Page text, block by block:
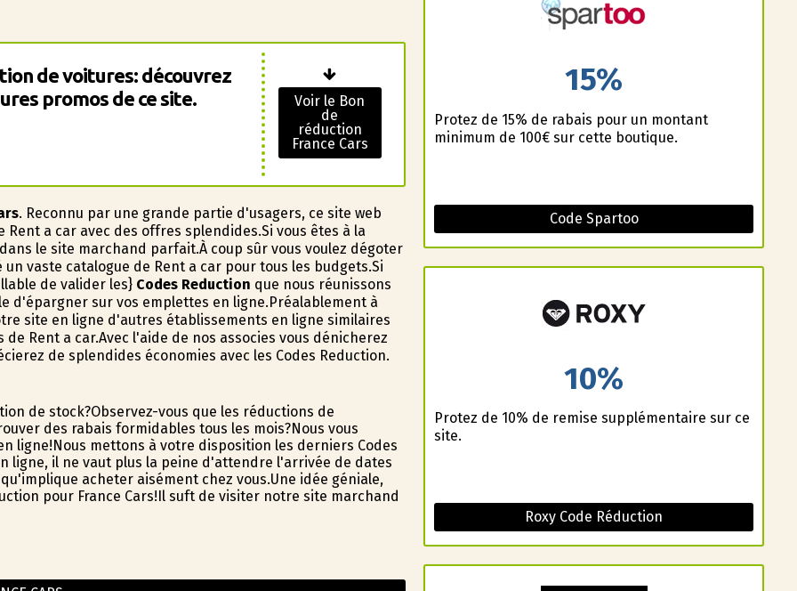
de voitures: découvrez
promos de ce site.
Voir le Bon
de
réduction
France Cars
. Reconnu par une grande partie d'usagers, ce site web
a car avec des offres splendides.Si vous êtes à la
le site marchand parfait.À coup sûr vous voulez dégoter
vaste catalogue de Rent a car pour tous les budgets.Si
de valider les} Codes Reduction que nous réunissons
d'épargner sur vos emplettes en ligne.Préalablement à
site en ligne d'autres établissements en ligne similaires
Rent a car.Avec l'aide de nos associes vous dénicherez
de splendides économies avec les Codes Reduction.
de stock?Observez-vous que les réductions de
des rabais formidables tous les mois?Nous vous
ligne!Nous mettons à votre disposition les derniers Codes
ligne, il ne vaut plus la peine d'attendre l'arrivée de dates
acheter aisément chez vous.Une idée géniale,
pour France Cars!Il suffit de visiter notre site marchand
15%
Profitez de 15% de rabais pour un montant
minimum de 100€ sur cette boutique.
Code Spartoo
10%
Profitez de 10% de remise supplémentaire sur ce
site.
Roxy Code Réduction